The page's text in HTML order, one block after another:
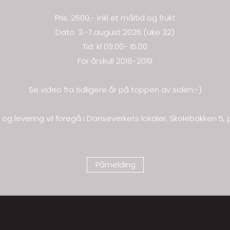
Pris: 2600,- inkl et måltid og frukt
Dato: 3.-7.august 2026 (uke 32)
Tid: kl 09.00- 15.00
For årskull 2018-2019
Se video fra tidligere år på toppen av siden:-)
levering vil foregå i Danseverkets lokaler, Skolebakken 5,
Påmelding